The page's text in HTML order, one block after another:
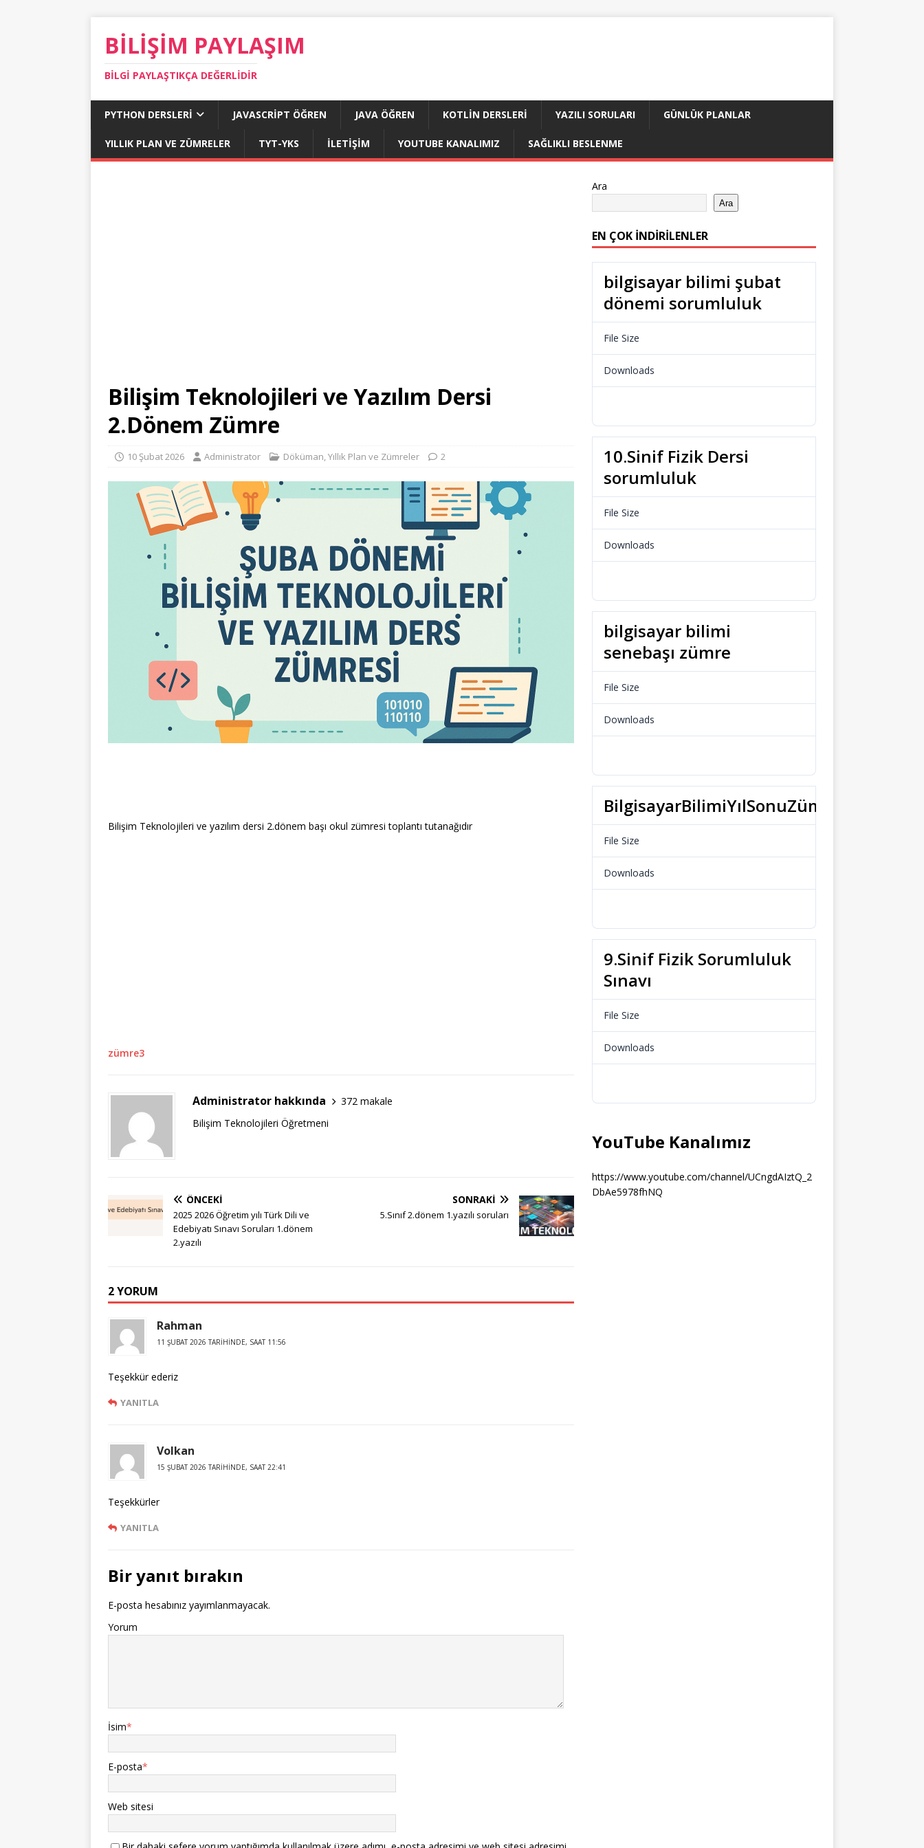
BILIŞIM PAYLAŞIM
BILGI PAYLAŞTIKÇA DEĞERLIDIR
PYTHON DERSLERI JAVASCRIPT ÖĞREN JAVA ÖĞREN KOTLIN DERSLERI YAZILI SORULARI GÜNLÜK PLANLAR
YILLIK PLAN VE ZÜMRELER TYT-YKS İLETIŞIM YOUTUBE KANALIMIZ SAĞLIKLI BESLENME
Bilişim Teknolojileri ve Yazılım Dersi
2.Dönem Zümre
10 Şubat 2026 Administrator Döküman,Yıllık Plan ve Zümreler 2
Bilişim Teknolojileri ve yazılım dersi 2.dönem başı okul zümresi toplantı tutanağıdır
zümre3
Administrator hakkında
372 makale
Bilişim Teknolojileri Öğretmeni
ÖNCEKI
2025 2026 Öğretim yılı Türk Dili ve
Edebiyatı Sınavı Soruları 1.dönem
2.yazılı
SONRAKI
5.Sınıf 2.dönem 1.yazılı soruları
2 YORUM
Rahman
11 ŞUBAT 2026 TARIHINDE, SAAT 11:56
Teşekkür ederiz
YANITLA
Volkan
15 ŞUBAT 2026 TARIHINDE, SAAT 22:41
Teşekkürler
YANITLA
Bir yanıt bırakın
E-posta hesabınız yayımlanmayacak.
Yorum
İsim*
E-posta*
Web sitesi
Ara
Ara
EN ÇOK İNDIRILENLER
bilgisayar bilimi şubat
dönemi sorumluluk
File Size
Downloads
10.Sinif Fizik Dersi
sorumluluk
File Size
Downloads
bilgisayar bilimi
senebaşı zümre
File Size
Downloads
BilgisayarBilimiYılSonuZümre
File Size
Downloads
9.Sinif Fizik Sorumluluk
Sınavı
File Size
Downloads
YouTube Kanalımız
https://www.youtube.com/channel/UCngdAIztQ_2
DbAe5978fhNQ